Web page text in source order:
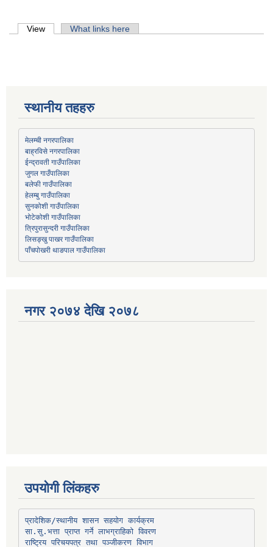
Primary tabs
View (active tab)What links here
स्थानीय तहहरु
मेलम्ची नगरपालिका
बाह्रविसे नगरपालिका
ईन्द्रावती गाउँपालिका
जुगल गाउँपालिका
बलेफी गाउँपालिका
हेलम्बु गाउँपालिका
सुनकोशी गाउँपालिका
भोटेकोशी गाउँपालिका
त्रिपुरासुन्दरी गाउँपालिका
लिसङ्खु पाखर गाउँपालिका
पाँचपोखरी थाङपाल गाउँपालिका
नगर २०७४ देखि २०७८
उपयोगी लिंकहरु
प्रादेशिक/स्थानीय शासन सहयोग कार्यक्रम
सा.सु.भत्ता प्राप्त गर्ने लाभग्राहिको विवरण
राष्ट्रिय परिचयपत्र तथा पञ्‍जीकरण विभाग